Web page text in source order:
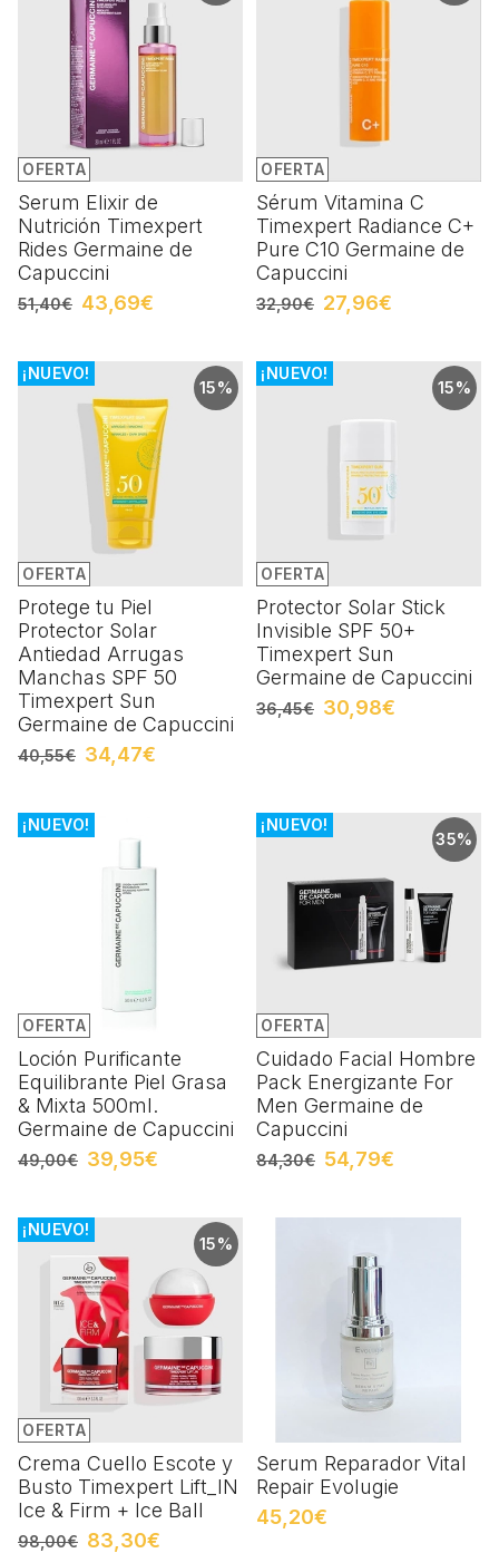
OFERTA
Serum Elixir de
Nutrición Timexpert
Rides Germaine de
Capuccini
51,40€ 43,69€
OFERTA
Sérum Vitamina C
Timexpert Radiance C+
Pure C10 Germaine de
Capuccini
32,90€ 27,96€
15%
OFERTA
¡NUEVO!
Protege tu Piel
Protector Solar
Antiedad Arrugas
Manchas SPF 50
Timexpert Sun
Germaine de Capuccini
40,55€ 34,47€
15%
OFERTA
¡NUEVO!
Protector Solar Stick
Invisible SPF 50+
Timexpert Sun
Germaine de Capuccini
36,45€ 30,98€
OFERTA
¡NUEVO!
Loción Purificante
Equilibrante Piel Grasa
& Mixta 500ml.
Germaine de Capuccini
49,00€ 39,95€
35%
OFERTA
¡NUEVO!
Cuidado Facial Hombre
Pack Energizante For
Men Germaine de
Capuccini
84,30€ 54,79€
15%
OFERTA
¡NUEVO!
Crema Cuello Escote y
Busto Timexpert Lift_IN
Ice & Firm + Ice Ball
98,00€ 83,30€
Serum Reparador Vital
Repair Evolugie
45,20€